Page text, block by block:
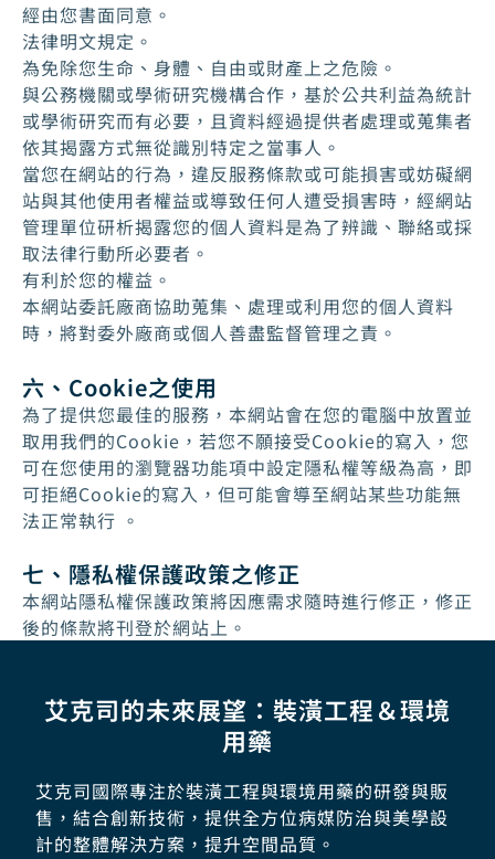
經由您書面同意。
法律明文規定。
為免除您生命、身體、自由或財產上之危險。
與公務機關或學術研究機構合作，基於公共利益為統計
或學術研究而有必要，且資料經過提供者處理或蒐集者
依其揭露方式無從識別特定之當事人。
當您在網站的行為，違反服務條款或可能損害或妨礙網
站與其他使用者權益或導致任何人遭受損害時，經網站
管理單位研析揭露您的個人資料是為了辨識、聯絡或採
取法律行動所必要者。
有利於您的權益。
本網站委託廠商協助蒐集、處理或利用您的個人資料
時，將對委外廠商或個人善盡監督管理之責。
六、Cookie之使用
為了提供您最佳的服務，本網站會在您的電腦中放置並
取用我們的Cookie，若您不願接受Cookie的寫入，您
可在您使用的瀏覽器功能項中設定隱私權等級為高，即
可拒絕Cookie的寫入，但可能會導至網站某些功能無
法正常執行 。
七、隱私權保護政策之修正
本網站隱私權保護政策將因應需求隨時進行修正，修正
後的條款將刊登於網站上。
艾克司的未來展望：裝潢工程＆環境
用藥
艾克司國際專注於裝潢工程與環境用藥的研發與販
售，結合創新技術，提供全方位病媒防治與美學設
計的整體解決方案，提升空間品質。